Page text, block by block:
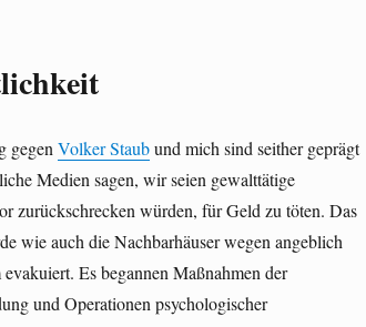
gegenVolker Staubund mich sind seither geprägt
Medien sagen, wir seien gewalttätige
zurückschrecken würden, für Geld zu töten. Das
wie auch die Nachbarhäuser wegen angeblich
Es begannen Maßnahmen der
und Operationen psychologischer